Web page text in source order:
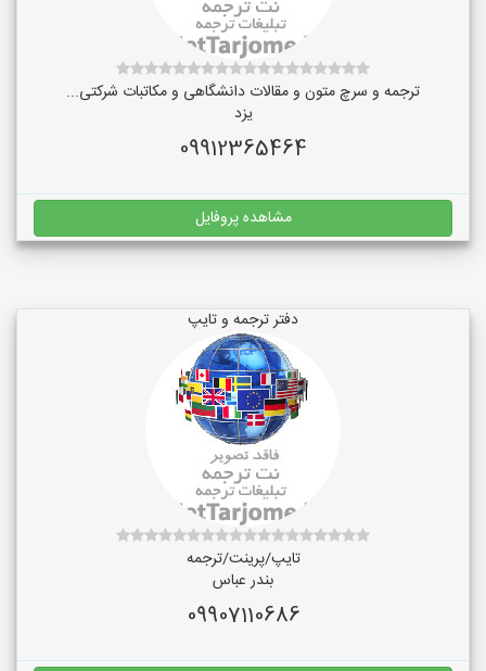
ترجمه و سرچ متون و مقالات دانشگاهی و مکاتبات شرکتی...
یزد
09912365464
مشاهده پروفایل
دفتر ترجمه و تایپ
تایپ/پرینت/ترجمه
بندر عباس
09907110686